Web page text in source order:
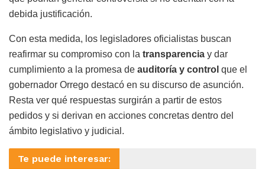
debida justificación.
Con esta medida, los legisladores oficialistas buscan
reafirmar su compromiso con la transparencia y dar
cumplimiento a la promesa de auditoría y control que el
gobernador Orrego destacó en su discurso de asunción.
Resta ver qué respuestas surgirán a partir de estos
pedidos y si derivan en acciones concretas dentro del
ámbito legislativo y judicial.
Te puede interesar: